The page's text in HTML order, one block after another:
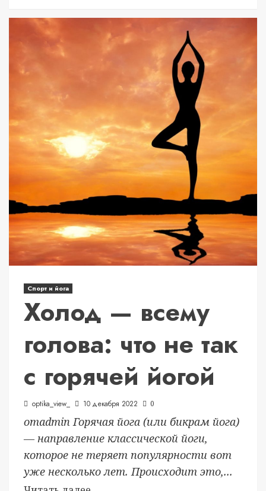
Спорт и йога
Холод — всему
голова: что не так
с горячей йогой
optika_view_ 10 декабря 2022 0
отadmin Горячая йога (или бикрам йога)
— направление классической йоги,
которое не теряет популярности вот
уже несколько лет. Происходит это,...